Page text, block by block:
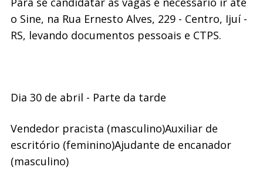
o Sine, na Rua Ernesto Alves, 229 - Centro, Ijuí -
RS, levando documentos pessoais e CTPS.
Dia 30 de abril - Parte da tarde
Vendedor pracista (masculino)Auxiliar de
escritório (feminino)Ajudante de encanador
(masculino)